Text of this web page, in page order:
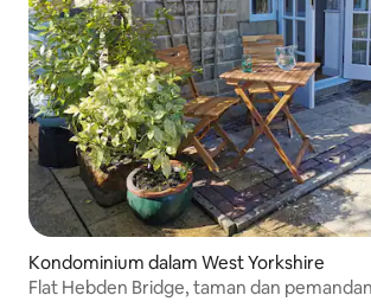
Kondominium dalam West Yorkshire
Flat Hebden Bridge, taman dan